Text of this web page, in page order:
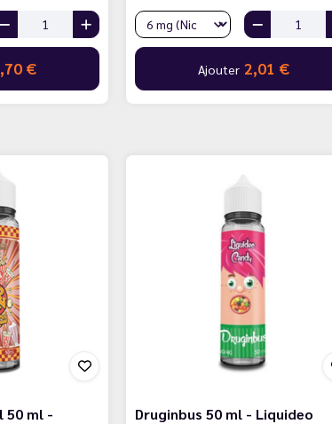
€ Ajouter 2,01 €
50 ml -
Druginbus 50 ml - Liquideo